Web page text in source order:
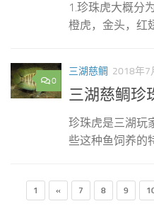
1.珍珠虎大概分
橙虎，金头，红
0
三湖慈鲷 2018年7
三湖慈鲷珍
珍珠虎是三湖玩
些这种鱼饲养的
1 « 7 8 9